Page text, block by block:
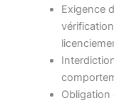
Exigence
Obligation